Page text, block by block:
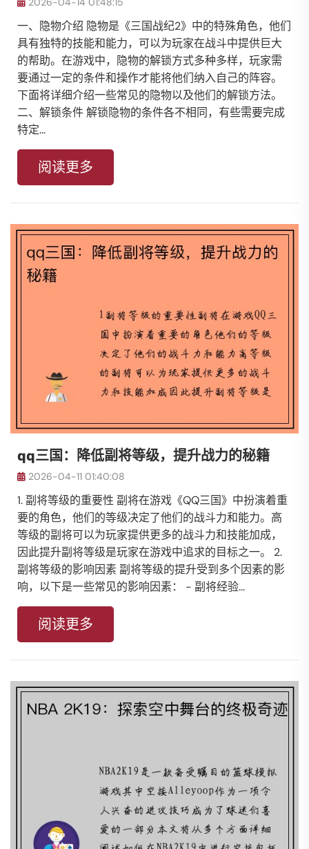
一、隐物介绍 隐物是《三国战纪2》中的特殊角色，他们
具有独特的技能和能力，可以为玩家在战斗中提供巨大
的帮助。在游戏中，隐物的解锁方式多种多样，玩家需
要通过一定的条件和操作才能将他们纳入自己的阵容。
下面将详细介绍一些常见的隐物以及他们的解锁方法。
二、解锁条件 解锁隐物的条件各不相同，有些需要完成
特定...
阅读更多
qq三国：降低副将等级，提升战力的秘籍
2026-04-11 01:40:08
1. 副将等级的重要性 副将在游戏《QQ三国》中扮演着重
要的角色，他们的等级决定了他们的战斗力和能力。高
等级的副将可以为玩家提供更多的战斗力和技能加成，
因此提升副将等级是玩家在游戏中追求的目标之一。 2.
副将等级的影响因素 副将等级的提升受到多个因素的影
响，以下是一些常见的影响因素： - 副将经验...
阅读更多